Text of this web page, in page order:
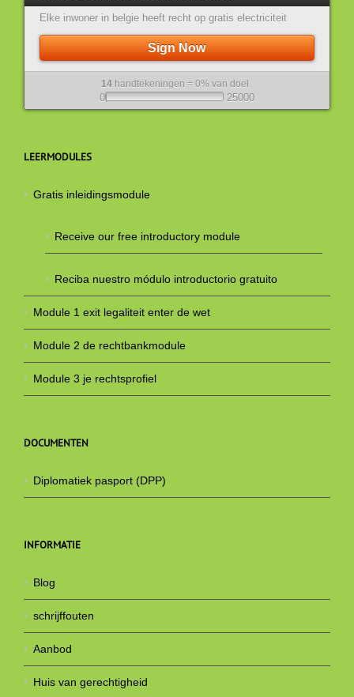
Elke inwoner in belgie heeft recht op gratis electriciteit
Sign Now
14 handtekeningen = 0% van doel
0 25000
LEERMODULES
Gratis inleidingsmodule
Receive our free introductory module
Reciba nuestro módulo introductorio gratuito
Module 1 exit legaliteit enter de wet
Module 2 de rechtbankmodule
Module 3 je rechtsprofiel
DOCUMENTEN
Diplomatiek pasport (DPP)
INFORMATIE
Blog
schrijffouten
Aanbod
Huis van gerechtigheid